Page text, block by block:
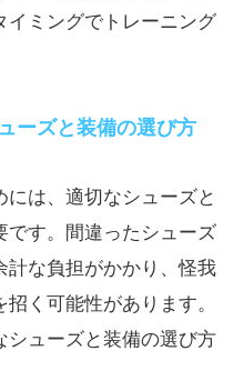
イミングでトレーニング
ーズと装備の選び方
には、適切なシューズと
です。間違ったシューズ
計な負担がかかり、怪我
く可能性があります。
シューズと装備の選び方